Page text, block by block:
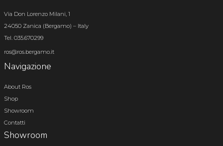
Via Don Lorenzo Milani, 1
24050 Zanica (Bergamo) – Italy
Tel. 035.670299
ros@ros.bergamo.it
Navigazione
About Ros
Shop
Showroom
Contatti
Showroom